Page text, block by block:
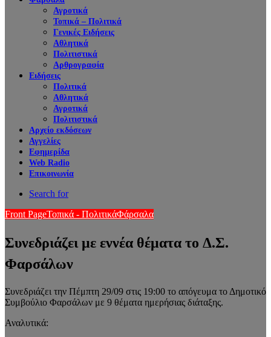
Αγροτικά
Τοπικά – Πολιτικά
Γενικές Ειδήσεις
Αθλητικά
Πολιτιστικά
Αρθρογραφία
Ειδήσεις
Πολιτικά
Αθλητικά
Αγροτικά
Πολιτιστικά
Αρχείο εκδόσεων
Αγγελίες
Εφημερίδα
Web Radio
Επικοινωνία
Search for
Front PageΤοπικά - ΠολιτικάΦάρσαλα
Συνεδριάζει με εννέα θέματα το Δ.Σ.
Φαρσάλων
Συνεδριάζει την Πέμπτη 29/09 στις 19:00 το απόγευμα το Δημοτικό
Συμβούλιο Φαρσάλων με 9 θέματα ημερήσιας διάταξης.
Αναλυτικά: